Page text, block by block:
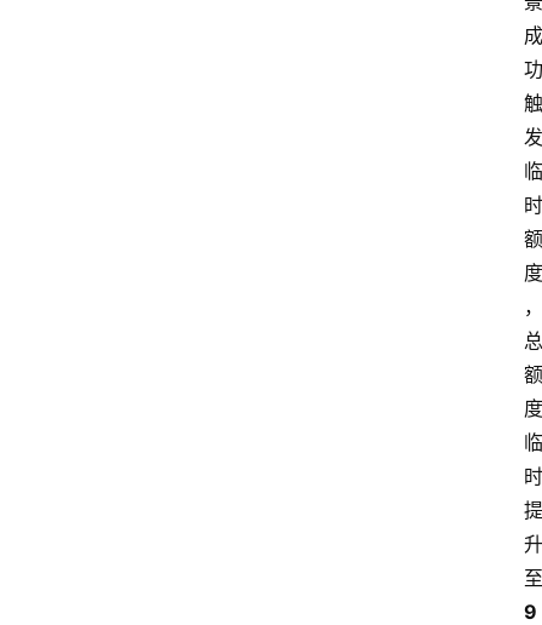
成
功
触
发
临
时
额
度
，
总
额
度
临
时
提
升
至
9